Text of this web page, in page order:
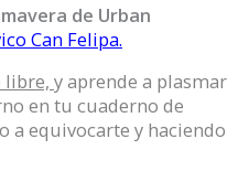
de Urban
Can Felipa.
libre, y aprende a plasmar
en tu cuaderno de
a equivocarte y haciendo